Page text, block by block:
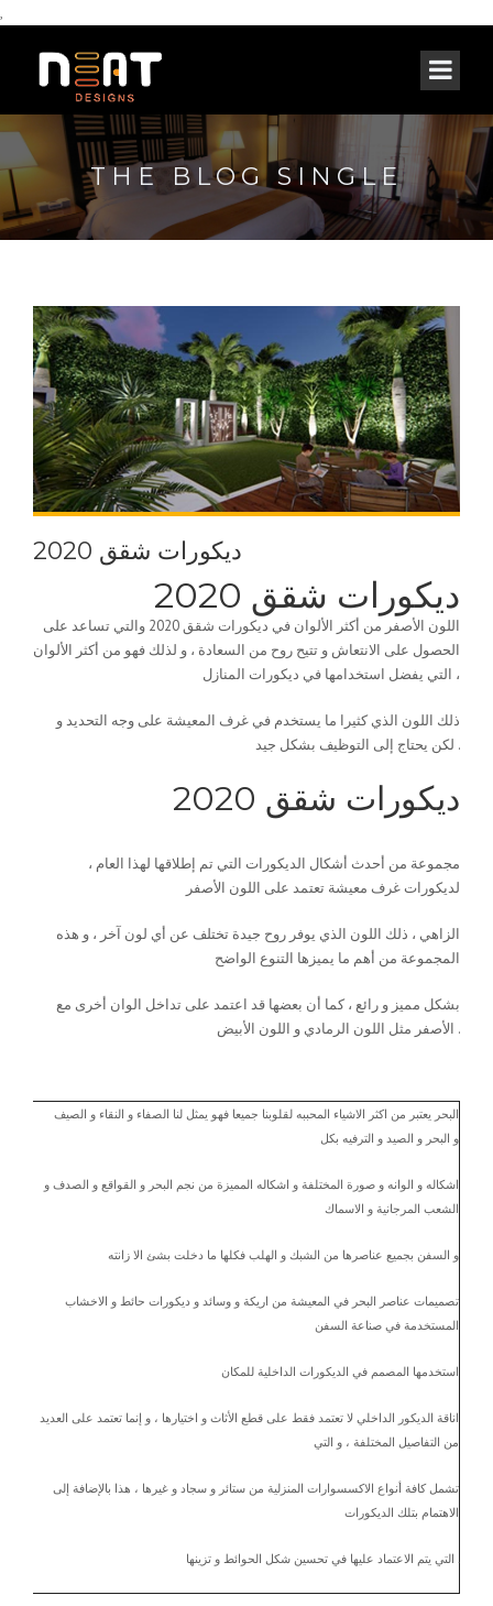
,
THE BLOG SINGLE
ديكورات شقق 2020
ديكورات شقق 2020
اللون الأصفر من أكثر الألوان في ديكورات شقق 2020 والتي تساعد على
الحصول على الانتعاش و تتيح روح من السعادة ، و لذلك فهو من أكثر الألوان
التي يفضل استخدامها في ديكورات المنازل ،
ذلك اللون الذي كثيرا ما يستخدم في غرف المعيشة على وجه التحديد و
لكن يحتاج إلى التوظيف بشكل جيد .
ديكورات شقق 2020
مجموعة من أحدث أشكال الديكورات التي تم إطلاقها لهذا العام ،
لديكورات غرف معيشة تعتمد على اللون الأصفر
الزاهي ، ذلك اللون الذي يوفر روح جيدة تختلف عن أي لون آخر ، و هذه
المجموعة من أهم ما يميزها التنوع الواضح
بشكل مميز و رائع ، كما أن بعضها قد اعتمد على تداخل الوان أخرى مع
الأصفر مثل اللون الرمادي و اللون الأبيض .
البحر يعتبر من اكثر الاشياء المحببه لقلوبنا جميعا فهو يمثل لنا الصفاء و النقاء و الصيف
و البحر و الصيد و الترفيه بكل
اشكاله و الوانه و صورة المختلفة و اشكاله المميزة من نجم البحر و القواقع و الصدف و
الشعب المرجانية و الاسماك
و السفن بجميع عناصرها من الشبك و الهلب فكلها ما دخلت بشئ الا زانته
تصميمات عناصر البحر في المعيشة من اريكة و وسائد و ديكورات حائط و الاخشاب
المستخدمة في صناعة السفن
استخدمها المصمم في الديكورات الداخلية للمكان
اناقة الديكور الداخلي لا تعتمد فقط على قطع الأثاث و اختيارها ، و إنما تعتمد على العديد
من التفاصيل المختلفة ، و التي
تشمل كافة أنواع الاكسسوارات المنزلية من ستائر و سجاد و غيرها ، هذا بالإضافة إلى
الاهتمام بتلك الديكورات